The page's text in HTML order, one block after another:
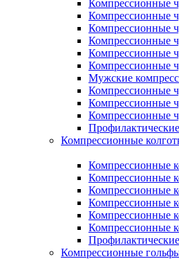
Компрессионные
Компрессионные
Компрессионные
Компрессионные
Компрессионные
Компрессионные
Мужские
Компрессионные
Компрессионные
Компрессионные
Компрессионные
Компрессионные
Компрессионные
Компрессионные
Компрессионные
Компрессионные
Компрессионные
Компрессионные